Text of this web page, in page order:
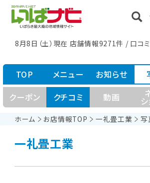
8月8日（土）現在 店舗情報9271件 / 口コ
ホーム お店情報TOP 一礼畳工業 写
TOP メニュー お知らせ
クーポン
クチコミ 動画
一礼畳工業